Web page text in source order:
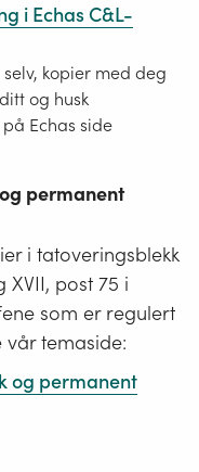
i Echas C&L-
kopier med deg
og husk
Echas side
permanent
i tatoveringsblekk
post 75 i
som er regulert
vår temaside:
og permanent